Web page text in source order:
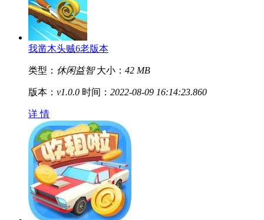
我凿木头贼6老版本
类型： 休闲益智 大小： 42 MB
版本： v1.0.0 时间： 2022-08-09 16:14:23.860
详 情